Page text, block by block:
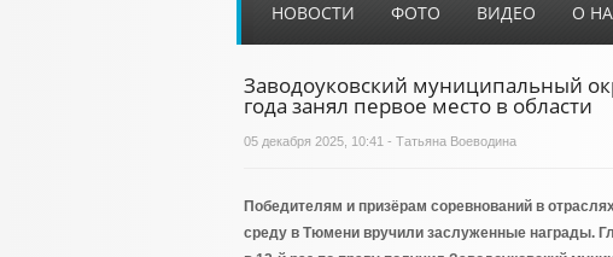
НОВОСТИ ФОТО ВИДЕО О
Заводоуковский муниципальный
года занял первое место в области
05 декабря 2025, 10:41 - Татьяна Воеводина
Победителям и призёрам соревнований в
среду в Тюмени вручили заслуженные награды.